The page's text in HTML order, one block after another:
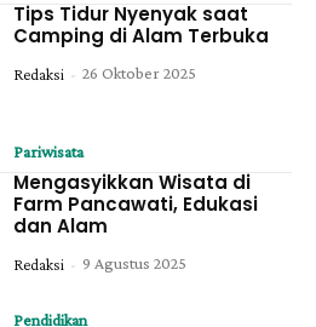
Tips Tidur Nyenyak saat
Camping di Alam Terbuka
Redaksi - 26 Oktober 2025
Pariwisata
Mengasyikkan Wisata di
Farm Pancawati, Edukasi
dan Alam
Redaksi - 9 Agustus 2025
Pendidikan